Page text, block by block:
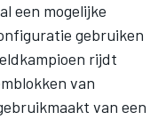
een mogelijke
gebruiken
rijdt
van
van een